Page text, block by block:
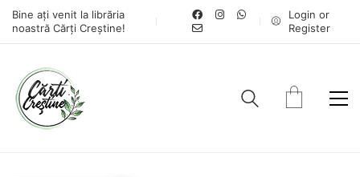
Bine ați venit la librăria
noastră Cărți Creștine!
Login or
Register